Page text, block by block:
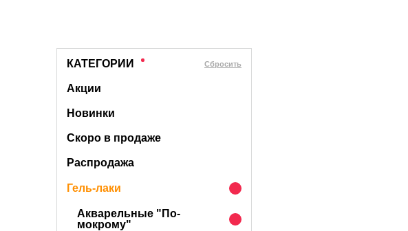
КАТЕГОРИИ Cбросить
Акции
Новинки
Скоро в продаже
Распродажа
Гель-лаки
Акварельные "По-
мокрому"